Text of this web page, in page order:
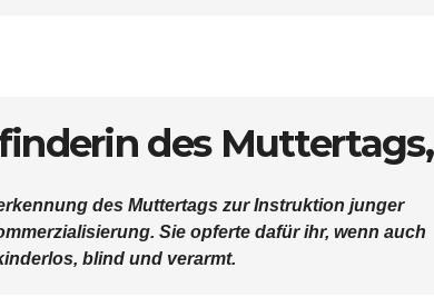
des Muttertags,
des Muttertags zur Instruktion junger
Sie opferte dafür ihr, wenn auch
blind und verarmt.